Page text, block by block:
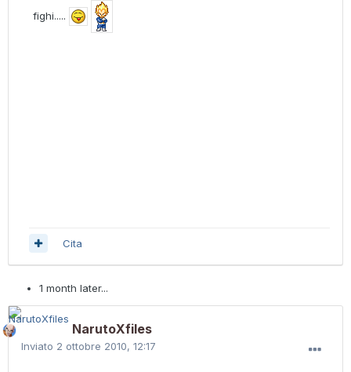
fighi.....
Cita
1 month later...
NarutoXfiles
Inviato 2 ottobre 2010, 12:17